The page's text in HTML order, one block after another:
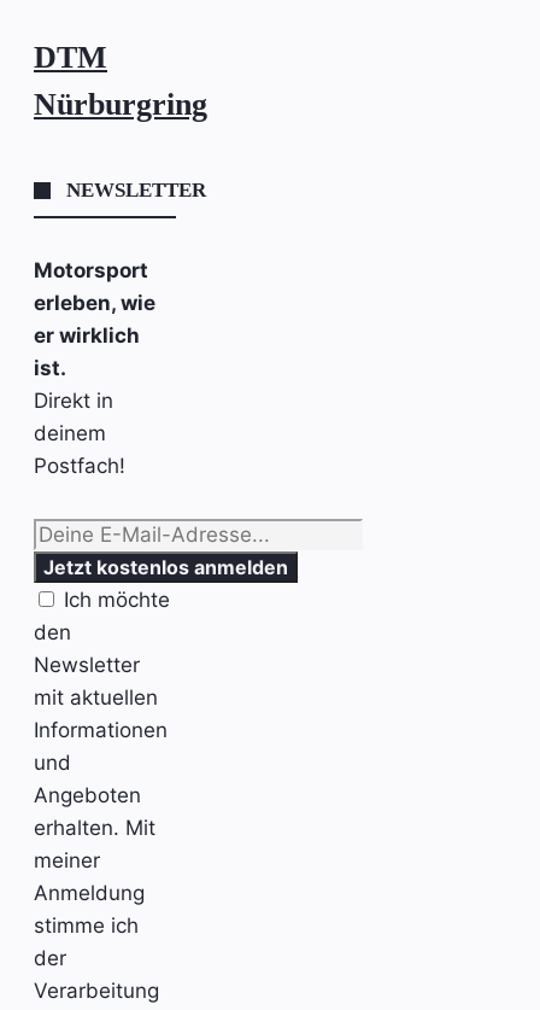
DTM
Nürburgring
NEWSLETTER
Motorsport
erleben, wie
er wirklich
ist.
Direkt in
deinem
Postfach!
Ich möchte
den
Newsletter
mit aktuellen
Informationen
und
Angeboten
erhalten. Mit
meiner
Anmeldung
stimme ich
der
Verarbeitung